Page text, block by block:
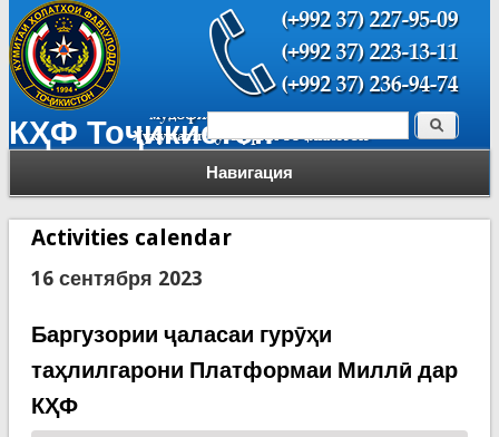
КҲФ Тоҷикистон
Навигация
Форма поиска Поиск
Activities calendar
16 сентября 2023
Баргузории ҷаласаи гурӯҳи
таҳлилгарони Платформаи Миллӣ дар
КҲФ